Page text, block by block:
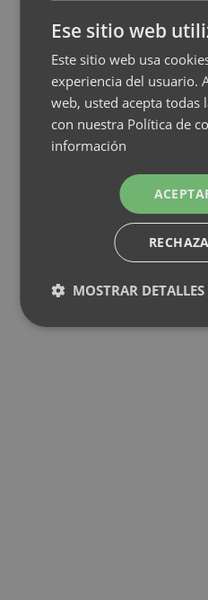
Ese sitio web
Este sitio web usa
experiencia del usuario.
web, usted acepta todas
con nuestra Política de
información
MOSTRAR DETALLES